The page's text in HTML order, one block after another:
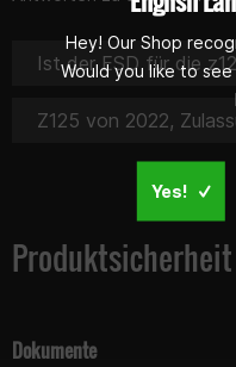
Ist der ESD für die
Z125 von 2022,
Produktsicherheit
Dokumente
Hey! Our Shop
Would you like to
Yes!